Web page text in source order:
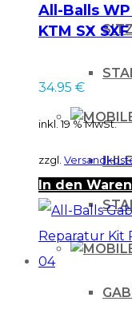
All-Balls
KTM SX
Staubkappe
34.95 €
inkl. 19 % MwSt.
zzgl.
In den